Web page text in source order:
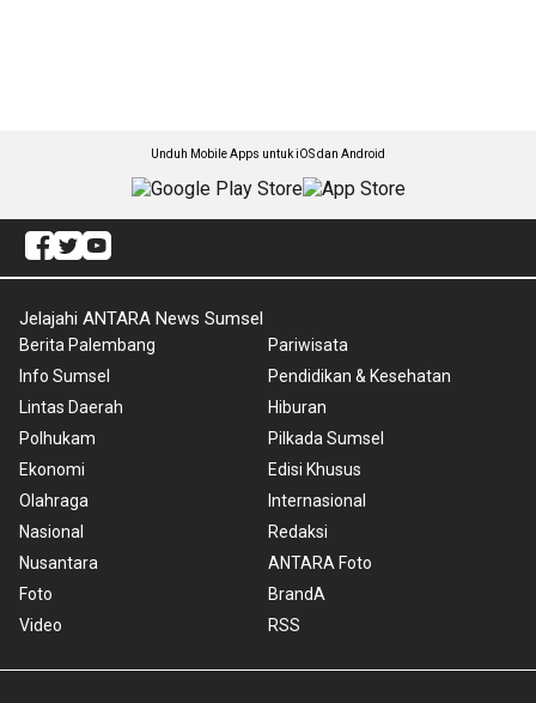
Unduh Mobile Apps untuk iOS dan Android
Jelajahi ANTARA News Sumsel
Berita Palembang
Info Sumsel
Lintas Daerah
Polhukam
Ekonomi
Olahraga
Nasional
Nusantara
Foto
Video
Pariwisata
Pendidikan & Kesehatan
Hiburan
Pilkada Sumsel
Edisi Khusus
Internasional
Redaksi
ANTARA Foto
BrandA
RSS